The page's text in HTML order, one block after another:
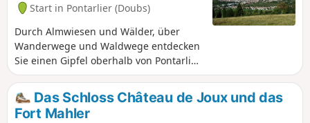
Start in Pontarlier (Doubs)
Durch Almwiesen und Wälder, über
Wanderwege und Waldwege entdecken
Sie einen Gipfel oberhalb von Pontarlier,
von dem aus Sie bei klarem Wetter
einen wunderschönen Blick auf die
Alpen haben.
Das Schloss Château de Joux und das
Fort Mahler